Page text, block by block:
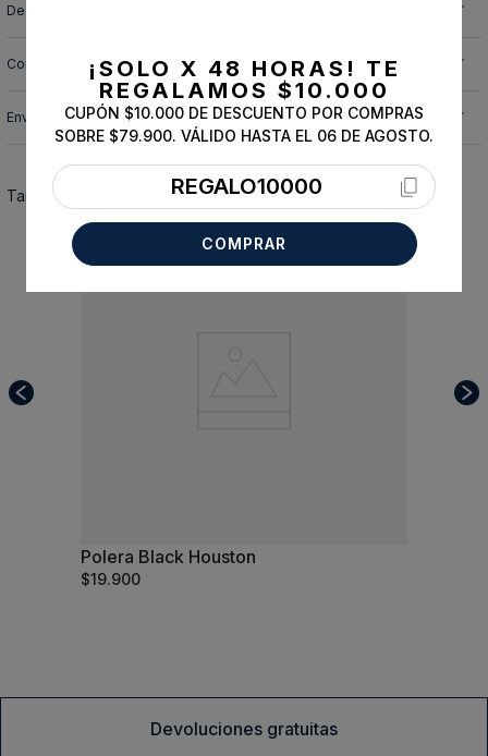
Descripción y cuidado de la prenda
Composición
Envíos, cambios y devoluciones
También te podría interesar
XXL
Polera Black Houston
$ 19.900
Devoluciones gratuitas
¡SOLO X 48 HORAS! TE
REGALAMOS $10.000
CUPÓN $10.000 DE DESCUENTO POR COMPRAS
SOBRE $79.900. VÁLIDO HASTA EL 06 DE AGOSTO.
REGALO10000
COMPRAR